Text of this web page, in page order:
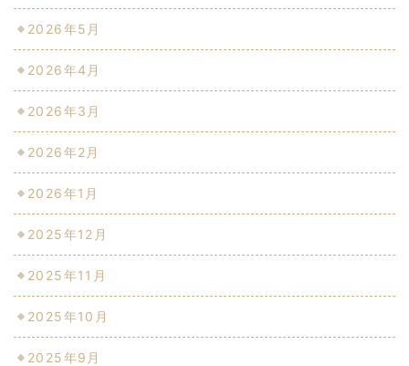
2026年5月
2026年4月
2026年3月
2026年2月
2026年1月
2025年12月
2025年11月
2025年10月
2025年9月